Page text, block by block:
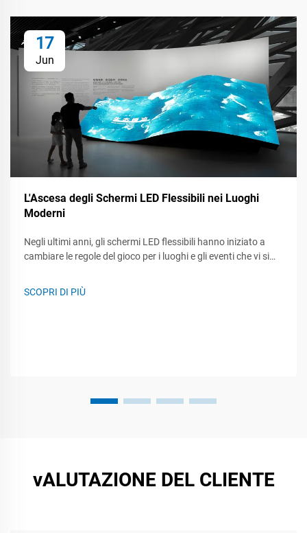
17
Jun
L'Ascesa degli Schermi LED Flessibili nei Luoghi
Moderni
Negli ultimi anni, gli schermi LED flessibili hanno iniziato a
cambiare le regole del gioco per i luoghi e gli eventi che vi si
commerciale o un incontro aziendale, queste pannelli flessibili
SCOPRI DI PIÙ
vALUTAZIONE DEL CLIENTE